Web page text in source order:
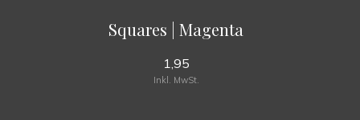
Squares | Magenta
1,95
Inkl. MwSt.